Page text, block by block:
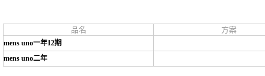
品名 方案
mens uno一年12期
mens uno二年